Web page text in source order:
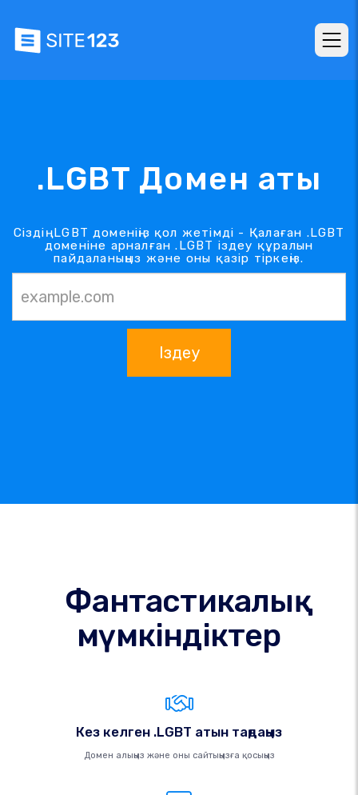
.LGBT Домен аты
Сіздің .LGBT доменіңіз қол жетімді - Қалаған .LGBT
доменіне арналған .LGBT іздеу құралын
пайдаланыңыз және оны қазір тіркеңіз.
Іздеу
Фантастикалық
мүмкіндіктер
Кез келген .LGBT атын таңдаңыз
Домен алыңыз және оны сайтыңызға қосыңыз